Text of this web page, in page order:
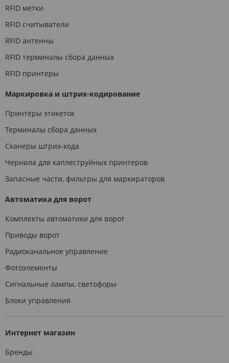
RFID метки
RFID считыватели
RFID антенны
RFID терминалы сбора данных
RFID принтеры
Маркировка и штрих-кодирование
Принтеры этикеток
Терминалы сбора данных
Сканеры штрих-кода
Чернила для каплеструйных принтеров
Запасные части, фильтры для маркираторов
Автоматика для ворот
Комплекты автоматики для ворот
Приводы ворот
Радиоканальное управление
Фотоэлементы
Сигнальные лампы, светофоры
Блоки управления
Интернет магазин
Бренды